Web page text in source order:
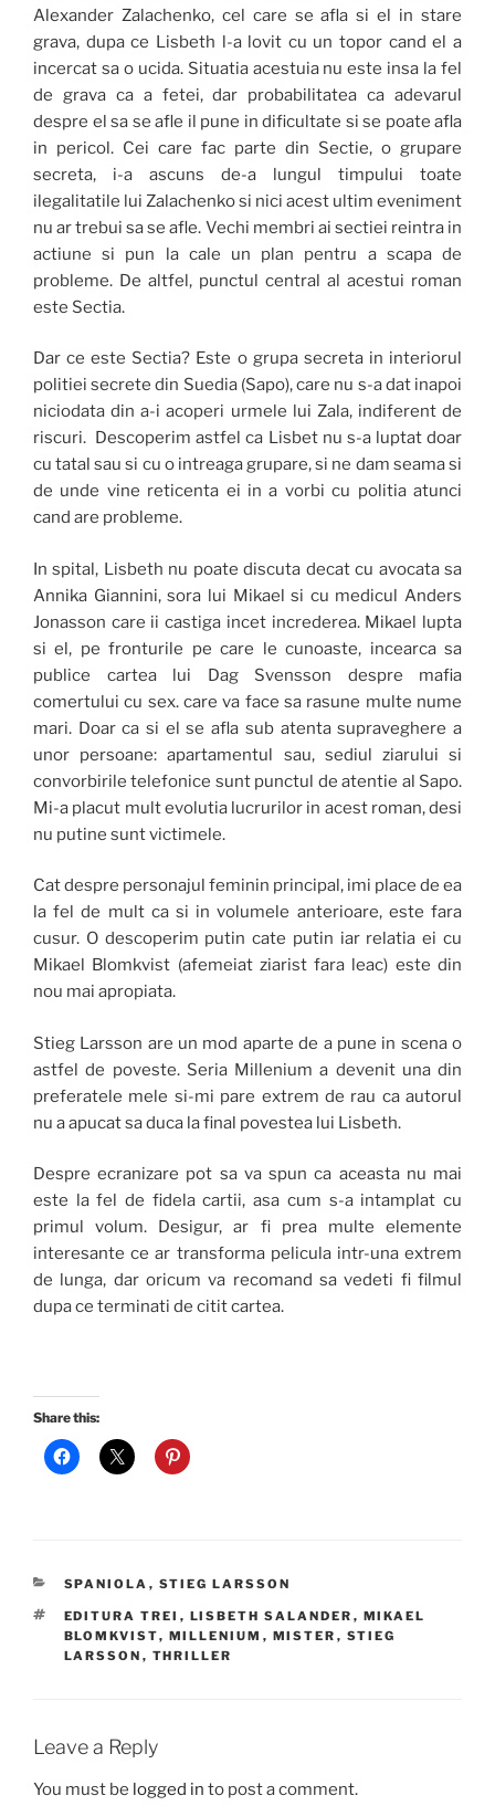
Alexander Zalachenko, cel care se afla si el in stare
grava, dupa ce Lisbeth l-a lovit cu un topor cand el a
incercat sa o ucida. Situatia acestuia nu este insa la fel
de grava ca a fetei, dar probabilitatea ca adevarul
despre el sa se afle il pune in dificultate si se poate afla
in pericol. Cei care fac parte din Sectie, o grupare
secreta, i-a ascuns de-a lungul timpului toate
ilegalitatile lui Zalachenko si nici acest ultim eveniment
nu ar trebui sa se afle. Vechi membri ai sectiei reintra in
actiune si pun la cale un plan pentru a scapa de
probleme. De altfel, punctul central al acestui roman
este Sectia.
Dar ce este Sectia? Este o grupa secreta in interiorul
politiei secrete din Suedia (Sapo), care nu s-a dat inapoi
niciodata din a-i acoperi urmele lui Zala, indiferent de
riscuri. Descoperim astfel ca Lisbet nu s-a luptat doar
cu tatal sau si cu o intreaga grupare, si ne dam seama si
de unde vine reticenta ei in a vorbi cu politia atunci
cand are probleme.
In spital, Lisbeth nu poate discuta decat cu avocata sa
Annika Giannini, sora lui Mikael si cu medicul Anders
Jonasson care ii castiga incet increderea. Mikael lupta
si el, pe fronturile pe care le cunoaste, incearca sa
publice cartea lui Dag Svensson despre mafia
comertului cu sex. care va face sa rasune multe nume
mari. Doar ca si el se afla sub atenta supraveghere a
unor persoane: apartamentul sau, sediul ziarului si
convorbirile telefonice sunt punctul de atentie al Sapo.
Mi-a placut mult evolutia lucrurilor in acest roman, desi
nu putine sunt victimele.
Cat despre personajul feminin principal, imi place de ea
la fel de mult ca si in volumele anterioare, este fara
cusur. O descoperim putin cate putin iar relatia ei cu
Mikael Blomkvist (afemeiat ziarist fara leac) este din
nou mai apropiata.
Stieg Larsson are un mod aparte de a pune in scena o
astfel de poveste. Seria Millenium a devenit una din
preferatele mele si-mi pare extrem de rau ca autorul
nu a apucat sa duca la final povestea lui Lisbeth.
Despre ecranizare pot sa va spun ca aceasta nu mai
este la fel de fidela cartii, asa cum s-a intamplat cu
primul volum. Desigur, ar fi prea multe elemente
interesante ce ar transforma pelicula intr-una extrem
de lunga, dar oricum va recomand sa vedeti fi filmul
dupa ce terminati de citit cartea.
Share this:
CATEGORIES
SPANIOLA , STIEG LARSSON
TAGS
EDITURA TREI , LISBETH SALANDER , MIKAEL
BLOMKVIST, MILLENIUM , MISTER , STIEG
LARSSON , THRILLER
Leave a Reply
You must be logged in to post a comment.